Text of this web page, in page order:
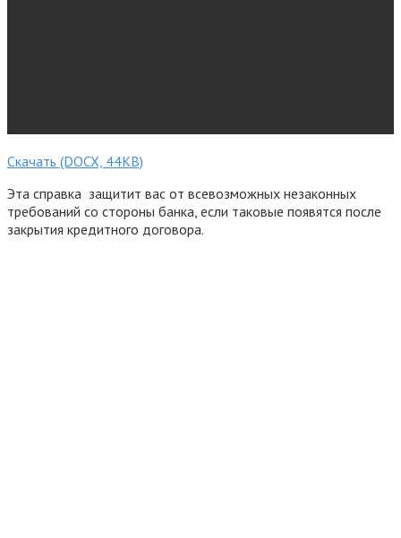
Скачать (DOCX, 44KB)
Эта справка защитит вас от всевозможных незаконных
требований со стороны банка, если таковые появятся после
закрытия кредитного договора.